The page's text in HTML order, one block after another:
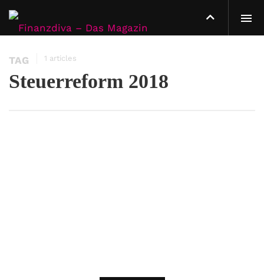
TAG 1 articles
Steuerreform 2018